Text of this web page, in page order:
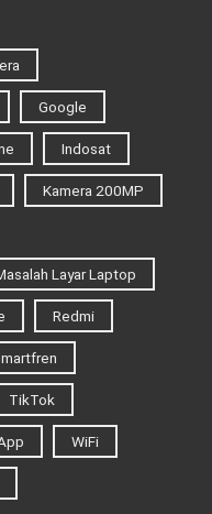
Google
Indosat
Kamera 200MP
Layar Laptop
Redmi
TikTok
WiFi